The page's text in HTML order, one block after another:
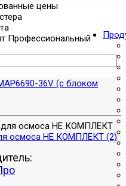
цены
Профессиональный
36V (с блоком